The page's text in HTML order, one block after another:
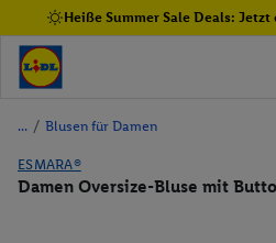
Heiße Summer Sale Deals:
/ Blusen für Damen
ESMARA®
Damen Oversize-Bluse mit